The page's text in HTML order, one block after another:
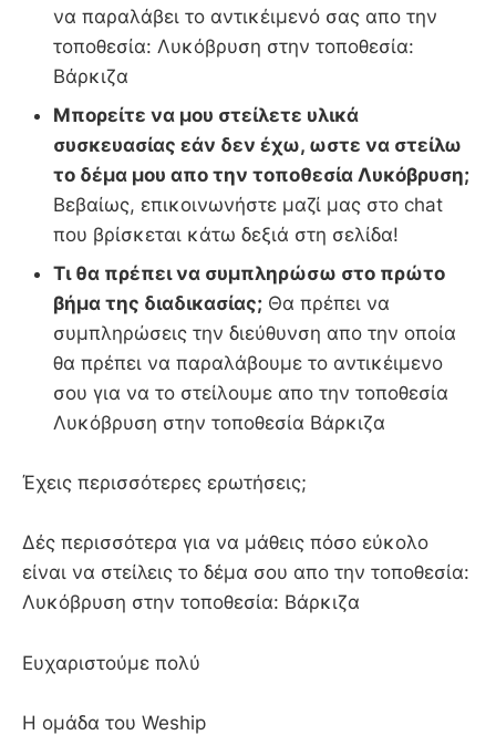
να παραλάβει το αντικέιμενό σας απο την
τοποθεσία: Λυκόβρυση στην τοποθεσία:
Βάρκιζα
Μπορείτε να μου στείλετε υλικά
συσκευασίας εάν δεν έχω, ωστε να στείλω
το δέμα μου απο την τοποθεσία Λυκόβρυση;
Βεβαίως, επικοινωνήστε μαζί μας στο chat
που βρίσκεται κάτω δεξιά στη σελίδα!
Τι θα πρέπει να συμπληρώσω στο πρώτο
βήμα της διαδικασίας; Θα πρέπει να
συμπληρώσεις την διεύθυνση απο την οποία
θα πρέπει να παραλάβουμε το αντικέιμενο
σου για να το στείλουμε απο την τοποθεσία
Λυκόβρυση στην τοποθεσία Βάρκιζα
Έχεις περισσότερες ερωτήσεις;
Δές περισσότερα για να μάθεις πόσο εύκολο
είναι να στείλεις το δέμα σου απο την τοποθεσία:
Λυκόβρυση στην τοποθεσία: Βάρκιζα
Ευχαριστούμε πολύ
Η ομάδα του Weship